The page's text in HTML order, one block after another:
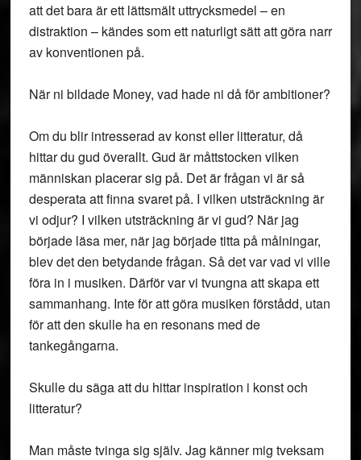
att det bara är ett lättsmält uttrycksmedel – en
distraktion – kändes som ett naturligt sätt att göra narr
av konventionen på.
När ni bildade Money, vad hade ni då för ambitioner?
Om du blir intresserad av konst eller litteratur, då
hittar du gud överallt. Gud är måttstocken vilken
människan placerar sig på. Det är frågan vi är så
desperata att finna svaret på. I vilken utsträckning är
vi odjur? I vilken utsträckning är vi gud? När jag
började läsa mer, när jag började titta på målningar,
blev det den betydande frågan. Så det var vad vi ville
föra in i musiken. Därför var vi tvungna att skapa ett
sammanhang. Inte för att göra musiken förstådd, utan
för att den skulle ha en resonans med de
tankegångarna.
Skulle du säga att du hittar inspiration i konst och
litteratur?
Man måste tvinga sig själv. Jag känner mig tveksam